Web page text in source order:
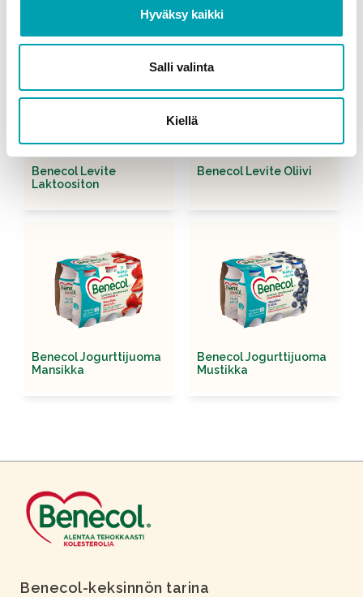
Hyväksy kaikki
Salli valinta
Kiellä
Benecol Levite
Laktoositon
Benecol Levite Oliivi
Benecol Jogurttijuoma
Mansikka
Benecol Jogurttijuoma
Mustikka
Benecol-keksinnön tarina